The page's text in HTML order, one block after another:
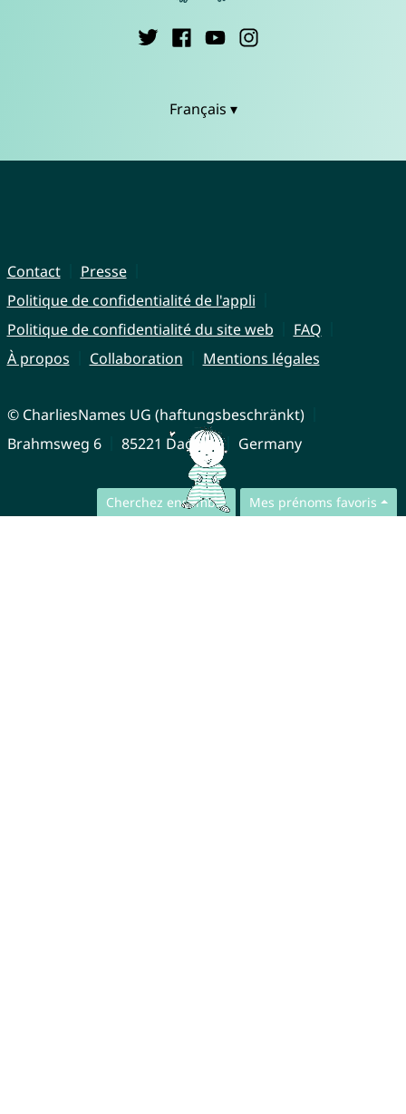
Cherchez ensemble Mes prénoms favoris
Français ▾
Contact
Presse
Politique de confidentialité de l'appli
Politique de confidentialité du site web
FAQ
À propos
Collaboration Mentions légales
© CharliesNames UG (haftungsbeschränkt)
Brahmsweg 6
85221 Dachau Germany